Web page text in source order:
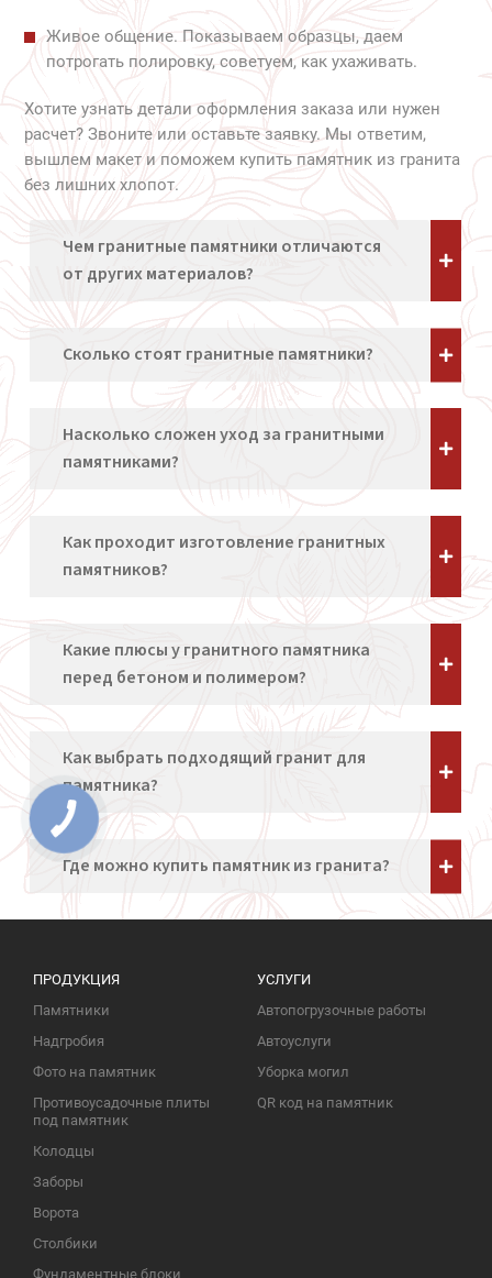
Живое общение. Показываем образцы, даем
потрогать полировку, советуем, как ухаживать.
Хотите узнать детали оформления заказа или нужен
расчет? Звоните или оставьте заявку. Мы ответим,
вышлем макет и поможем купить памятник из гранита
без лишних хлопот.
Чем гранитные памятники отличаются
от других материалов?
Сколько стоят гранитные памятники?
Насколько сложен уход за гранитными
памятниками?
Как проходит изготовление гранитных
памятников?
Какие плюсы у гранитного памятника
перед бетоном и полимером?
Как выбрать подходящий гранит для
памятника?
Где можно купить памятник из гранита?
ПРОДУКЦИЯ
Памятники
Надгробия
Фото на памятник
Противоусадочные плиты
под памятник
Колодцы
Заборы
Ворота
Столбики
Фундаментные блоки
УСЛУГИ
Автопогрузочные работы
Автоуслуги
Уборка могил
QR код на памятник